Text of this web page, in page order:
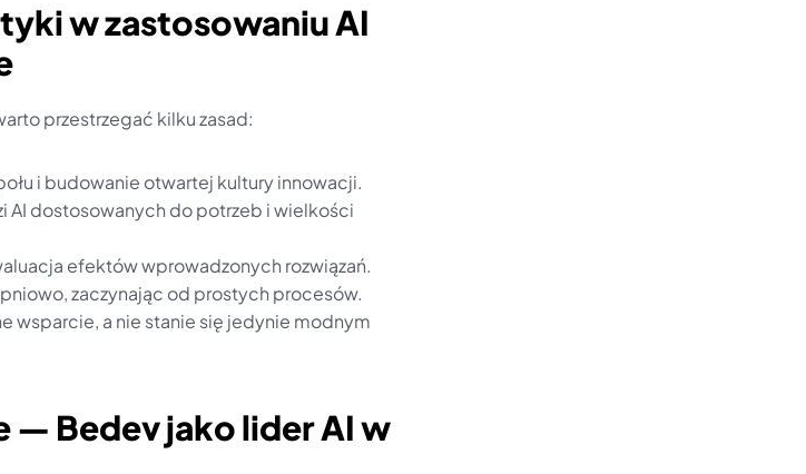
w zastosowaniu AI
przestrzegać kilku zasad:
i budowanie otwartej kultury innowacji.
AI dostosowanych do potrzeb i wielkości
efektów wprowadzonych rozwiązań.
zaczynając od prostych procesów.
wsparcie, a nie stanie się jedynie modnym
— Bedev jako lider AI w